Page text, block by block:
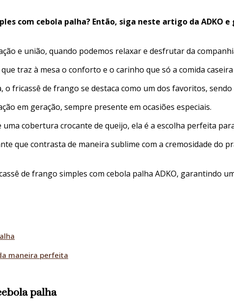
frango
cebola
palha:
melhor
para
almoço
de
com cebola palha? Então, siga neste artigo da ADKO
e união, quando podemos relaxar e desfrutar da
traz à mesa o conforto e o carinho que só a comida
fricassê de frango se destaca como um dos favoritos,
em geração, sempre presente em ocasiões especiais.
cobertura crocante de queijo, ela é a escolha perfeita
que contrasta de maneira sublime com a cremosidade do
de frango simples com cebola palha ADKO, garantindo
maneira perfeita
palha